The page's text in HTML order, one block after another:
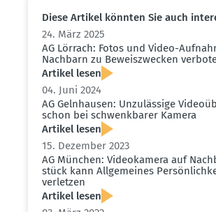
Diese Artikel könnten Sie auch
24. März 2025
AG Lörrach: Fotos und Video-
Nachbarn zu Beweis­zwecken
Artikel lesen
04. Juni 2024
AG Gelnhausen: Unzulässige
schon bei schwenk­barer Kamera
Artikel lesen
15. Dezember 2023
AG München: Video­kamera auf
stück kann Allge­meines
verletzen
Artikel lesen